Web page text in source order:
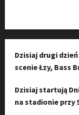
Dzisiaj drugi
scenie Łzy, Bass
Dzisiaj startują
na stadionie przy